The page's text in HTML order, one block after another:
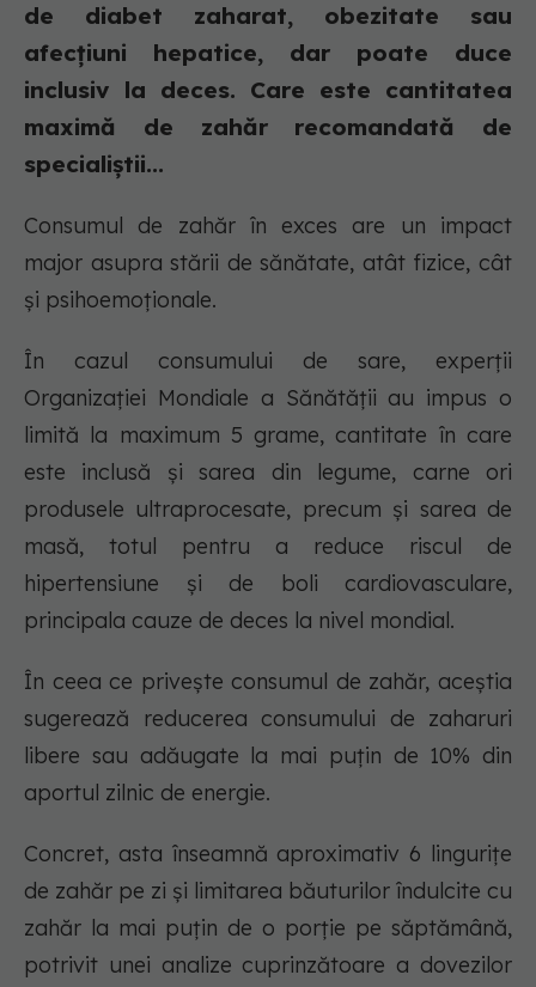
de diabet zaharat, obezitate sau
afecțiuni hepatice, dar poate duce
inclusiv la deces. Care este cantitatea
maximă de zahăr recomandată de
specialiștii...
Consumul de zahăr în exces are un impact
major asupra stării de sănătate, atât fizice, cât
și psihoemoționale.
În cazul consumului de sare, experții
Organizației Mondiale a Sănătății au impus o
limită la maximum 5 grame, cantitate în care
este inclusă și sarea din legume, carne ori
produsele ultraprocesate, precum și sarea de
masă, totul pentru a reduce riscul de
hipertensiune și de boli cardiovasculare,
principala cauze de deces la nivel mondial.
În ceea ce privește consumul de zahăr, aceștia
sugerează reducerea consumului de zaharuri
libere sau adăugate la mai puțin de 10% din
aportul zilnic de energie.
Concret, asta înseamnă aproximativ 6 lingurițe
de zahăr pe zi și limitarea băuturilor îndulcite cu
zahăr la mai puțin de o porție pe săptămână,
potrivit unei analize cuprinzătoare a dovezilor